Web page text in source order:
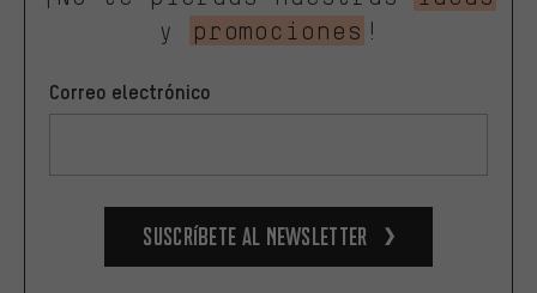
y
promociones !
Correo electrónico
Suscríbete al newsletter